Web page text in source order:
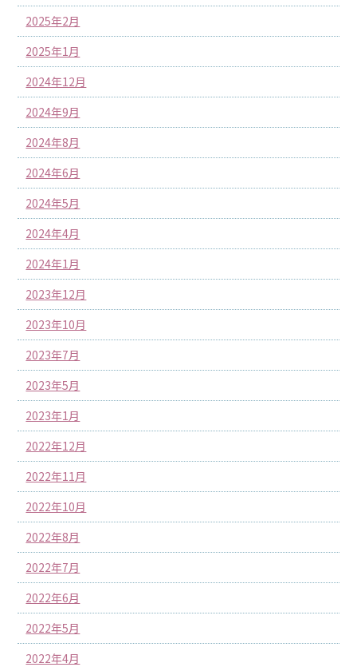
2025年2月
2025年1月
2024年12月
2024年9月
2024年8月
2024年6月
2024年5月
2024年4月
2024年1月
2023年12月
2023年10月
2023年7月
2023年5月
2023年1月
2022年12月
2022年11月
2022年10月
2022年8月
2022年7月
2022年6月
2022年5月
2022年4月